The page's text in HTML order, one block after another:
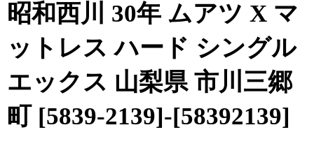
昭和西川 30年 ムアツ X マ
ットレス ハード シングル
エックス 山梨県 市川三郷
町 [5839-2139]-[58392139]